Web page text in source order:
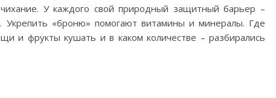
У каждого свой природный защитный барьер –
«броню» помогают витамины и минералы. Где
и фрукты кушать и в каком количестве – разбирались